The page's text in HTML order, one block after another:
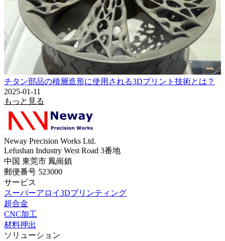
チタン部品の積層造形に使用される3Dプリント技術とは？
2025-01-11
もっと見る
Neway Precision Works Ltd.
Lefushan Industry West Road 3番地
中国 東莞市 鳳崗鎮
郵便番号 523000
サービス
スーパーアロイ3Dプリンティング
超合金
CNC加工
材料押出
ソリューション